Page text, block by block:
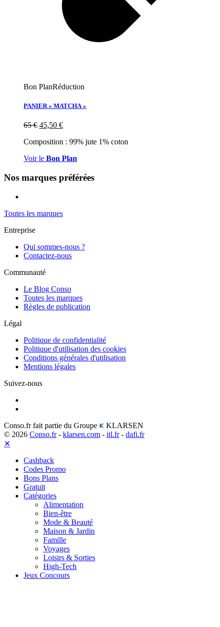
Bon PlanRéduction
PANIER « MATCHA »
65€ 45,50 €
Composition : 99% jute 1% coton
Voir le Bon Plan
Nos marques préférées
Toutes les marques
Entreprise
Qui sommes-nous ?
Contactez-nous
Communauté
Le Blog Conso
Toutes les marques
Règles de publication
Légal
Politique de confidentialité
Politique d'utilisation des cookies
Conditions générales d'utilisation
Mentions légales
Suivez-nous
Conso.fr fait partie du Groupe
KLARSEN
© 2026 Conso.fr- klarsen.com - itl.fr- dafi.fr
✕
Cashback
Codes Promo
Bons Plans
Gratuit
Catégories
Alimentation
Bien-être
Mode & Beauté
Maison & Jardin
Famille
Voyages
Loisirs & Sorties
High-Tech
Jeux Concours